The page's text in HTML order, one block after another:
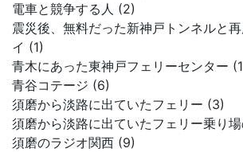
電車と競争する人 (2)
震災後、無料だった新神戸トンネルと
イ (1)
青木にあった東神戸フェリーセンター
青谷コテージ (6)
須磨から淡路に出ていたフェリー (3)
須磨から淡路に出ていたフェリー乗り
須磨のラジオ関西 (9)